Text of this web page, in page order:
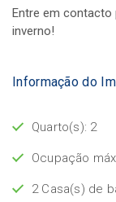
Entre em contacto
inverno!
Informação do
Quarto(s): 2
Ocupação
2 Casa(s) de